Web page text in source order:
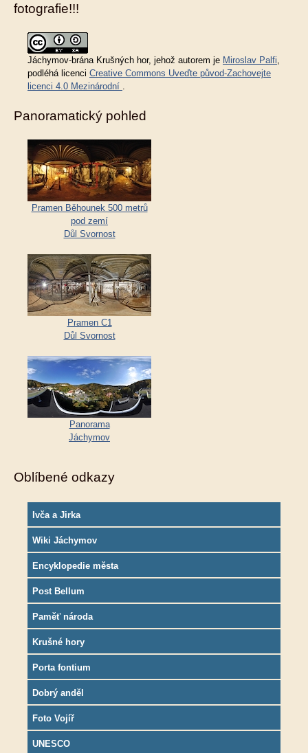
fotografie!!!
Jáchymov-brána Krušných hor, jehož autorem je Miroslav Palfi
podléhá licenci Creative Commons Uveďte původ-Zachovejte
licenci 4.0 Mezinárodní
Panoramatický pohled
Pramen Běhounek 500 metrů
pod zemí
Důl Svornost
Pramen C1
Důl Svornost
Panorama
Jáchymov
Oblíbené odkazy
Ivča a Jirka
Wiki Jáchymov
Encyklopedie města
Post Bellum
Paměť národa
Krušné hory
Porta fontium
Dobrý anděl
Foto Vojíř
UNESCO